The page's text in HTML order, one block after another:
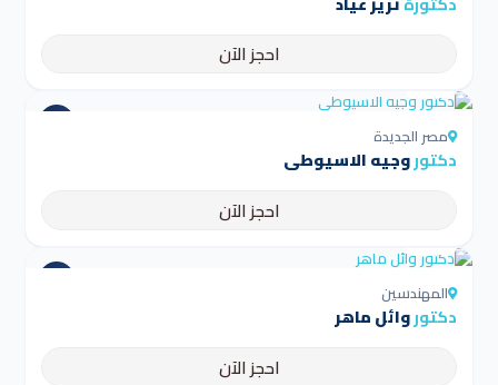
احجز الآن
مصر الجديدة
دكتوروجيه الاسيوطى
احجز الآن
المهندسين
دكتوروائل ماهر
احجز الآن